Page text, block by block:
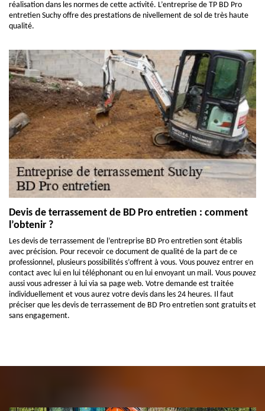
réalisation dans les normes de cette activité. L’entreprise de TP BD Pro
entretien Suchy offre des prestations de nivellement de sol de très haute
qualité.
Devis de terrassement de BD Pro entretien : comment
l’obtenir ?
Les devis de terrassement de l’entreprise BD Pro entretien sont établis
avec précision. Pour recevoir ce document de qualité de la part de ce
professionnel, plusieurs possibilités s’offrent à vous. Vous pouvez entrer en
contact avec lui en lui téléphonant ou en lui envoyant un mail. Vous pouvez
aussi vous adresser à lui via sa page web. Votre demande est traitée
individuellement et vous aurez votre devis dans les 24 heures. Il faut
préciser que les devis de terrassement de BD Pro entretien sont gratuits et
sans engagement.